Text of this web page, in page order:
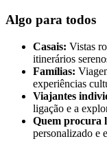
Algo para todos
Casais: Vistas
itinerários
Famílias:
experiências
Viajantes
ligação e a
Quem procura
personalizado e